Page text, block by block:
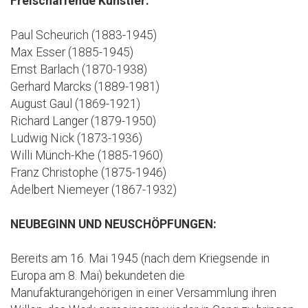
Paul Scheurich (1883-1945)
Max Esser (1885-1945)
Ernst Barlach (1870-1938)
Gerhard Marcks (1889-1981)
August Gaul (1869-1921)
Richard Langer (1879-1950)
Ludwig Nick (1873-1936)
Willi Münch-Khe (1885-1960)
Franz Christophe (1875-1946)
Adelbert Niemeyer (1867-1932)
NEUBEGINN UND NEUSCHÖPFUNGEN:
Bereits am 16. Mai 1945 (nach dem Kriegsende in
Europa am 8. Mai) bekundeten die
Manufakturangehörigen in einer Versammlung ihren